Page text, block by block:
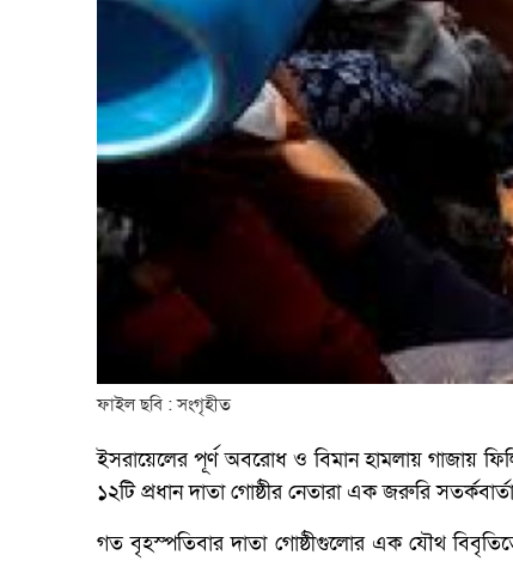
ফাইল ছবি : সংগৃহীত
ইসরায়েলের পূর্ণ অবরোধ ও বিমান হামলায় গাজায়
১২টি প্রধান দাতা গোষ্ঠীর নেতারা এক জরুরি
গত বৃহস্পতিবার দাতা গোষ্ঠীগুলোর এক যৌথ